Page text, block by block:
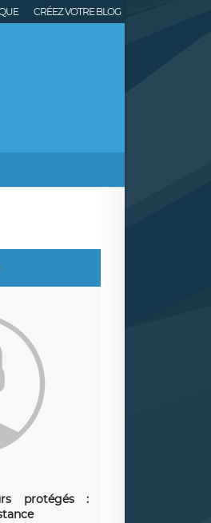
CRÉEZ VOTRE BLOG
protégés :